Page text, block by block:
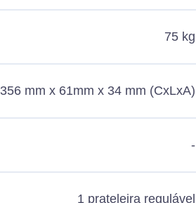
75 kg
356 mm x 61mm x 34 mm (CxLxA)
-
1 prateleira regulável